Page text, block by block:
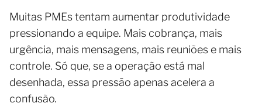
Muitas PMEs tentam aumentar produtividade
pressionando a equipe. Mais cobrança, mais
urgência, mais mensagens, mais reuniões e mais
controle. Só que, se a operação está mal
desenhada, essa pressão apenas acelera a
confusão.